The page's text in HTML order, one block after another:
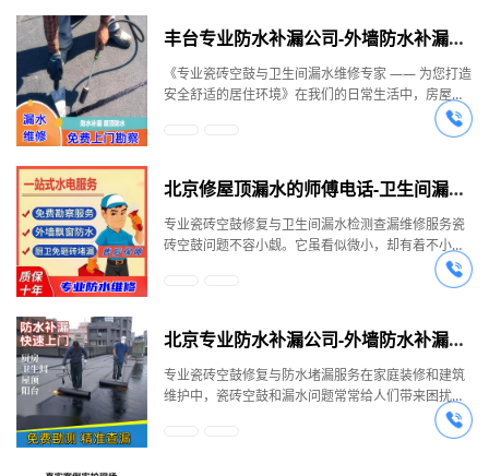
广泛，满足您的各种需求我们的服务项目涵盖了瓷砖
面，能够满足您的各种需求。瓷砖空鼓修复：我们不
仅能够修复普通瓷砖的空鼓问题，还能对大理石等高
档材料进行空鼓修复。我们的专业施工团队会根据不
水检测服务，能够快速准确地定位漏水点。同时，我
维修，确保您的家居用水安全。防水服务：我们提供
地下防水和室内厨卫间防水服务，能够有效防止水分
渗透，保护您的家居结构。无论是地下室、地下车
库、隧道还是厨房、卫生间、阳台，我们都能为您提
顶漏水、外墙漏水、房屋漏水检查、水沟漏水等各种
漏水问题。对于新老屋面漏水、墙面防水漏水、露台
防水漏水、金属屋面渗漏水治理，以及地下室伸缩
缝、沉降缝渗漏水现场制作止水带、堵漏，卫浴间漏
水、游泳池漏水、蓄水池、电梯井等渗漏水治理，别
墅墙体露台渗漏等问题，我们也都有专业的解决方
烦。我们拥有先进的检测设备和专业的技术团队，能
够快速准确地找出漏水点。无论是主供水管漏水、消
防管漏水，还是暗管漏水、水管渗漏，我们都能通过
专业的检测手段进行精准定位。然后，我们会根据不
同的漏水情况，制定出个性化的维修方案。对于卫生
间漏水问题，我们可以进行免砸砖防水处理，这种方
房、墙壁等部位的防水处理。我们使用高质量的防水
们的服务涵盖了精装房、家装、办公大楼、学校、酒
店等各种场所。无论您是家庭用户还是商业用户，只
要您遇到瓷砖空鼓、脱落、鼓包、翘边、松动、拱
以专业的技术、优质的服务和合理的价格，为您提供
一” 的服务宗旨，致力于为您打造一个安全、舒适、美
观的居住和工作环境。选择我们，就是选择专业与放
心。让我们一起携手，解决瓷砖空鼓和卫生间漏水的
种规模的瓷砖空鼓问题，如精装房、家装、办公大
楼、学校、酒店等场所的情况，我们都能应对自如，
对于瓷砖的其他问题也有多种解决方案。在卫生间漏
水检测和维修方面，我们也有着卓越的能力。卫生间
漏水的原因多种多样，检测难度较大，但我们凭借专
业的技术和先进的设备，可以快速检测出漏水点。无
都能高效解决。我们提供免费上门检测服务，制定合
理的维修方案和报价。在维修流程上，从现场勘查、
制定方案和预算，到精心维修和完成后的保修，每一
步都严格执行，为您提供优质的服务，让您不再为卫
砖会逐渐翘起、脱落，严重影响家居美观。特别是卫
内部可能因瓷砖空鼓而积水，积水会使地面基层材料
逐渐腐烂，产生难闻的气味。松动的瓷砖还可能导致
家人绊倒受伤，破裂瓷砖的尖锐边缘对老人、小孩、
孕妇等特殊人群来说更是巨大的安全威胁。我们的施
富的实践经验。对于大理石、瓷砖的空鼓、翘边、松
动、脱层等存在安全隐患的情况，我们都有完善的处
理流程。从找出空鼓点、做好标记，到微创打孔、精
确的 AB 料配比注胶，再到最后的调色孔眼恢复，每
一个环节都严格把控，确保修复质量，让您的瓷砖焕
然一新。在卫生间漏水检测查漏维修方面，我们有着
水管漏水、地面渗水、墙面渗水等多个方面。我们拥
有先进的精准测漏技术，可以对供水管网、消防水管
道、冷热水管等各类水管进行漏水检测，准确找出漏
水点。无论是新旧楼房、平房、厂房车间的卫生间、
厨房等暗管漏水问题，我们都能有效解决，并提供防
水补漏免砸砖处理，减少维修对卫生间结构和使用的
修效果持久可靠。我们的施工团队经验丰富，能够熟
练掌握各种防水施工技术，为您打造一个干燥舒适的
卫生间环境。全面的防水补漏服务除了卫生间，我们
还承接阳台飘窗防水、屋顶屋面防水、高空外墙防
水、天沟地沟防水、彩钢板防水、天花玻璃防水、地
的漏水情况，制定出针对性的维修方案。我们以质量
检查，至今未发现漏水现象和质量异议，用户可免除
后顾之忧。我们本着 “用户至上、信誉为本” 的宗旨，
坚持 “今天的服务、明天的市场” 的方针，竭诚为新老
客户提供优质服务。二、瓷砖空鼓修复，为您的家增
题，但实际上会对生活造成很大的影响。空鼓的瓷砖
不受力量支撑，容易破裂，尤其是在受到外力作用
时，如踩踏、堆放物品等。如果是卫生间瓷砖空鼓，
还可能导致地面内部积水并腐烂发臭，影响居住环
境。此外，空鼓的瓷砖长时间不处理，会逐渐扩大空
鼓范围，导致瓷砖翘起或脱落，不仅影响美观，还可
难题，让您的家重新焕发生机。一、瓷砖空鼓微创修
复 —— 专业高效，持久牢固瓷砖空鼓看似是一个小问
题，但实则危害不容小觑。空鼓的瓷砖不受力支撑，
一旦受到外力作用，如踩踏或堆放物品，很容易破
裂。而且，如果长时间不处理，空鼓范围会逐渐扩
大，导致瓷砖翘起、脱落，不仅影响美观，还可能带
用注胶方式进行瓷砖空鼓修复，堪称瓷砖空鼓微创修
复专家。这种修复方式具有诸多优势。首先，施工方
便快捷，不会对您的居家生活造成过多干扰。其次，
我们选用的材料是通过环氧杂化技术研制的双组份无
溶剂型胶粘剂，依据化学键粘结原理，粘结强度超
期耐水、耐 -30° 到 150° 的温差，性能稳定可靠。免
屋结构和装修。一次修复空鼓，彻底解决空鼓、翘边
烦恼。对于瓷砖脱层、松动等问题，我们还可采用隐
形干挂打不锈钢螺丝钉处理，为您提供多种修复方
案，解决安全隐患之忧。我们的施工流程科学严谨。
丰台专业防水补漏公司-外墙防水补漏上门维修-防水补漏联系电话-瓷砖空鼓修复
《专业瓷砖空鼓与卫生间漏水维修专家 —— 为您打造
安全舒适的居住环境》在我们的日常生活中，房屋的
各种问题常常给我们带来困扰，而瓷砖空鼓和卫生间
漏水无疑是其中较为常见且影响重大的问题。今天，
湛的技术和优质的服务，为您解决这些难题。一、瓷
砖空鼓微创修复 —— 专业技术，品质保障瓷砖空鼓，
这个看似小问题，实则危害巨大。它不仅影响美观，
还存在着诸多安全隐患。当瓷砖空鼓时，不受力支
撑，受外力易破裂，长时间不处理会扩大空鼓范围，
导致瓷砖翘起、脱落。尤其是卫生间的瓷砖空鼓，更
人群的危害更大。而我们的专业维修团队，正是瓷砖
空鼓微创修复专家。他们采用注胶方式进行维修，施
工方便快捷，不会产生大量灰尘，完全不影响居家生
活。维修所使用的材料，是依据化学键粘结原理，通
过环氧杂化技术研制的双组份无溶剂型胶粘剂。这种
北京修屋顶漏水的师傅电话-卫生间漏水补漏维修服务-瓷砖空鼓修复
专业瓷砖空鼓修复与卫生间漏水检测查漏维修服务瓷
砖空鼓问题不容小觑。它虽看似微小，却有着不小的
危害。空鼓的瓷砖缺乏力量支撑，一旦受到外力，比
如踩踏或者堆放物品，就容易破裂。要是长时间不处
重影响美观。特别是卫生间的瓷砖空鼓，可能会让地
面内部积水，进而腐烂发臭，还可能绊倒、砸伤人，
瓷砖破裂后的锐边甚至会割伤人，对老人、小孩和孕
妇等特殊人群威胁极大。我们是专业的瓷砖空鼓修复
团队，是瓷砖空鼓微创修复专家。我们采用注胶方式
来维修瓷砖空鼓、松动、起翘、脱落等问题。这种施
北京专业防水补漏公司-外墙防水补漏上门维修-防水补漏联系电话-瓷砖空鼓修复
专业瓷砖空鼓修复与防水堵漏服务在家庭装修和建筑
维护中，瓷砖空鼓和漏水问题常常给人们带来困扰。
我们作为专业的维修团队，专注于解决这些问题，为
您的生活环境保驾护航。一、瓷砖空鼓修复 —— 守护